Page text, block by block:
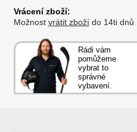
Vrácení zboží:
Možnost vrátit zbožído 14ti dnů
Rádi vám
pomůžeme
vybrat to
správné
vybavení.